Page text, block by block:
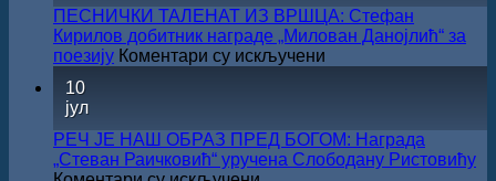
свечано
Награде
ПЕСНИЧКИ ТАЛЕНАТ ИЗ ВРШЦА: Стефан
Кирилов добитник награде „Милован Данојлић“ за
поезију Коментари су искључени
ВРШЦА:
Стефан
Кирилов
10
јул
РЕЧ ЈЕ НАШ ОБРАЗ ПРЕД БОГОМ: Награда
„Стеван Раичковић“ уручена Слободану Ристовићу